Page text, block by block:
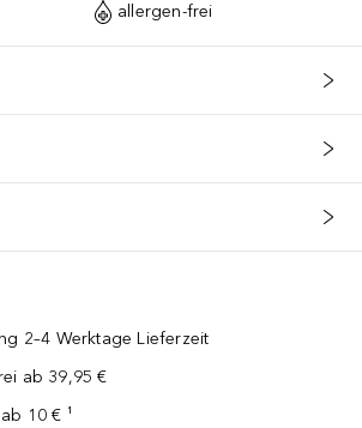
allergen-frei
2–4 Werktage Lieferzeit
ab 39,95 €
10 € ¹